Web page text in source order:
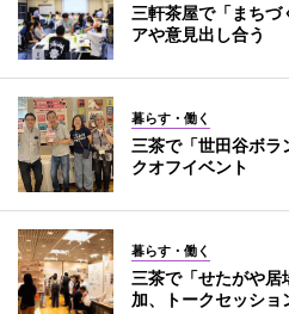
三軒茶屋で「まち
アや意見出し合う
暮らす・働く
三茶で「世田谷ボラ
クオフイベント
暮らす・働く
三茶で「せたがや
加、トークセッショ